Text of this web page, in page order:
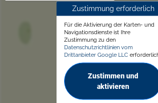
Zustimmung erforderlich
Für die Aktivierung der Karten- und
Navigationsdienste ist Ihre
Zustimmung zu den
Datenschutzrichtlinien vom
Drittanbieter Google LLC
Zustimmen und
aktivieren